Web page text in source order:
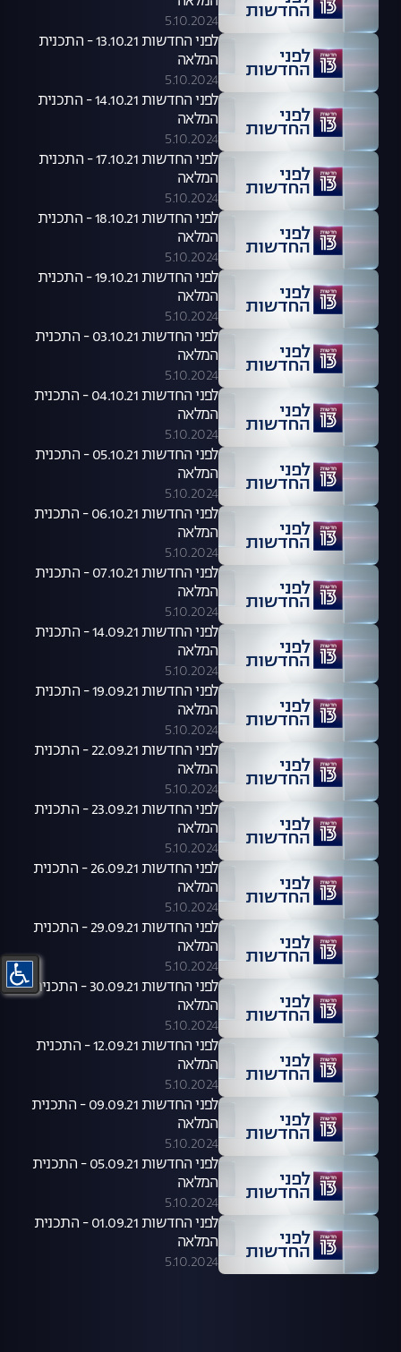
5.10.2024
לפני החדשות 13.10.21 - התכנית
המלאה
5.10.2024
לפני החדשות 14.10.21 - התכנית
המלאה
5.10.2024
לפני החדשות 17.10.21 - התכנית
המלאה
5.10.2024
לפני החדשות 18.10.21 - התכנית
המלאה
5.10.2024
לפני החדשות 19.10.21 - התכנית
המלאה
5.10.2024
לפני החדשות 03.10.21 - התכנית
המלאה
5.10.2024
לפני החדשות 04.10.21 - התכנית
המלאה
5.10.2024
לפני החדשות 05.10.21 - התכנית
המלאה
5.10.2024
לפני החדשות 06.10.21 - התכנית
המלאה
5.10.2024
לפני החדשות 07.10.21 - התכנית
המלאה
5.10.2024
לפני החדשות 14.09.21 - התכנית
המלאה
5.10.2024
לפני החדשות 19.09.21 - התכנית
המלאה
5.10.2024
לפני החדשות 22.09.21 - התכנית
המלאה
5.10.2024
לפני החדשות 23.09.21 - התכנית
המלאה
5.10.2024
לפני החדשות 26.09.21 - התכנית
המלאה
5.10.2024
לפני החדשות 29.09.21 - התכנית
המלאה
5.10.2024
לפני החדשות 30.09.21 - התכנית
המלאה
5.10.2024
לפני החדשות 12.09.21 - התכנית
המלאה
5.10.2024
לפני החדשות 09.09.21 - התכנית
המלאה
5.10.2024
לפני החדשות 05.09.21 - התכנית
המלאה
5.10.2024
לפני החדשות 01.09.21 - התכנית
המלאה
5.10.2024